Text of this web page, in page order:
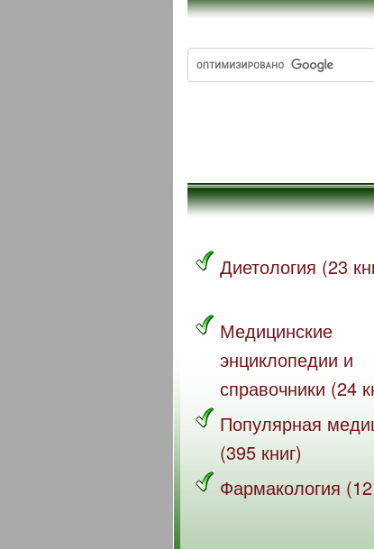
Диетология (23
Медицинские
энциклопедии и
справочники (24
Популярная
(395 книг)
Фармакология (12